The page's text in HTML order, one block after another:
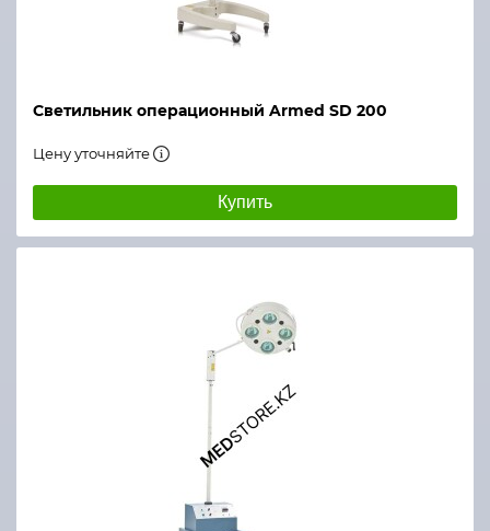
Светильник операционный Armed SD 200
Цену уточняйте
Купить